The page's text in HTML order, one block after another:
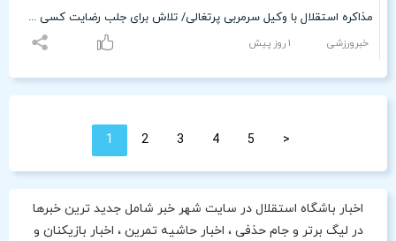
مذاکره استقلال با وکیل سرمربی پرتغالی/ تلاش برای جلب رضایت کسی که علیه ایران مصاحبه کرد
خبرورزشی ۱ روز پیش
1 2 3 4 5 <
اخبار باشگاه استقلال در سایت شهر خبر شامل جدید ترین خبرها
در لیگ برتر و جام حذفی ، اخبار حاشیه تمرین ، اخبار بازیکنان و